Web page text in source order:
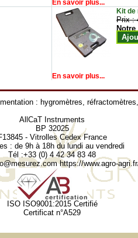
En savoir plus...
Kit
Prix :
En savoir plus...
: hygromètres, réfractomètres,
AllCaT Instruments
BP 32025
- Vitrolles Cedex France
: de 9h à 18h du lundi au vendredi
Tél :+33 (0) 4 42 34 83 48
https://www.agro-
ISO ISO9001:2015 Certifié
Certificat n°A529